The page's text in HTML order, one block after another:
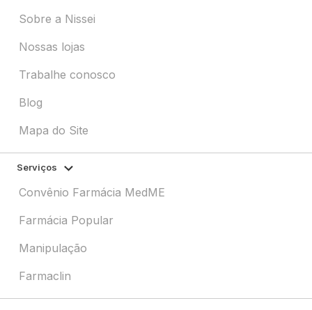
Sobre a Nissei
Nossas lojas
Trabalhe conosco
Blog
Mapa do Site
Serviços
Convênio Farmácia MedME
Farmácia Popular
Manipulação
Farmaclin